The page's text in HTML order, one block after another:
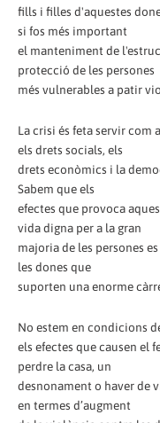
fills i filles d'aquestes
si fos més important
el manteniment de
protecció de les persones
més vulnerables a patir
La crisi és feta servir com
els drets socials, els
drets econòmics i la
Sabem que els
efectes que provoca
vida digna per a la gran
majoria de les persones
les dones que
suporten una enorme
No estem en condicions
els efectes que causen el
perdre la casa, un
desnonament o haver de
en termes d’augment